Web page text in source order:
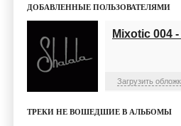
ДОБАВЛЕННЫЕ ПОЛЬЗОВАТЕЛЯМИ
Mixotic 004
Загрузить
ТРЕКИ НЕ ВОШЕДШИЕ В АЛЬБОМЫ